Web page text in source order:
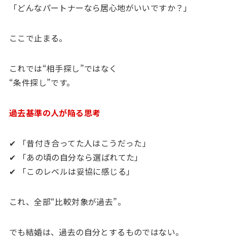
「どんなパートナーなら居心地がいいですか？」
ここで止まる。
これでは“相手探し”ではなく
“条件探し”です。
過去基準の人が陥る思考
✔ 「昔付き合ってた人はこうだった」
✔ 「あの頃の自分なら選ばれてた」
✔ 「このレベルは妥協に感じる」
これ、全部“比較対象が過去”。
でも結婚は、過去の自分とするものではない。